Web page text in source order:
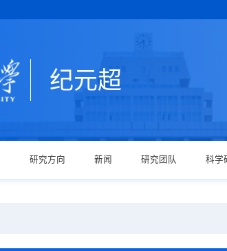
纪元超
研究方向 新闻 研究团队 科学